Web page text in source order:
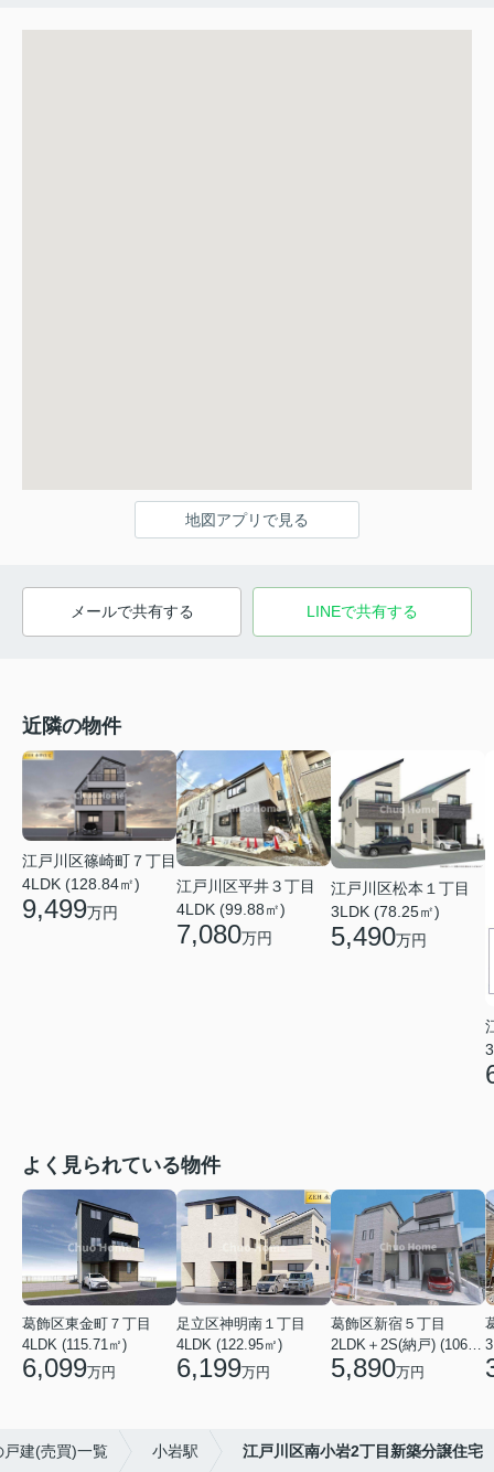
地図アプリで見る
メールで共有する LINEで共有する
近隣の物件
江戸川区篠崎町７丁目
4LDK (128.84㎡)
9,499万円
江戸川区平井３丁目
4LDK (99.88㎡)
7,080万円
江戸川区松本１丁目
3LDK (78.25㎡)
5,490万円
よく見られている物件
葛飾区東金町７丁目
4LDK (115.71㎡)
6,099万円
足立区神明南１丁目
4LDK (122.95㎡)
6,199万円
葛飾区新宿５丁目
5,890万円
戸建(売買)一覧 小岩駅 江戸川区南小岩2丁目新築分譲住宅